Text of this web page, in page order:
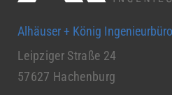
Alhäuser + König
Leipziger Straße 24
57627 Hachenburg